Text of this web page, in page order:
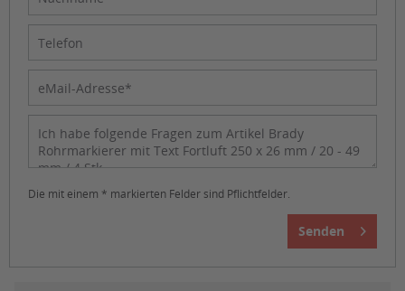
Die mit einem * markierten Felder sind Pflichtfelder.
Senden